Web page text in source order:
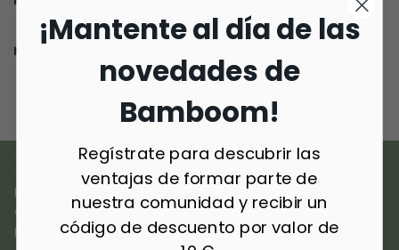
NUESTROS MATERIALES
Bamboom nace del amor por los materiales de origen natural,
combinandoinnovación y sostenibilidadpara crear
productos de primera calidad dedicados a los más pequeños.
¡Mantente al día de las
novedades de
Bamboom!
Regístrate para descubrir las
ventajas de formar parte de
nuestra comunidad y recibir un
código de descuento por valor de